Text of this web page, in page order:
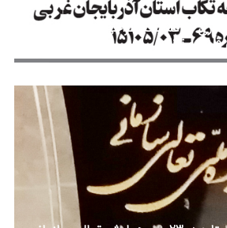
در عملیات طراحی، تجهیز کارگاه
قینرجه تکاب